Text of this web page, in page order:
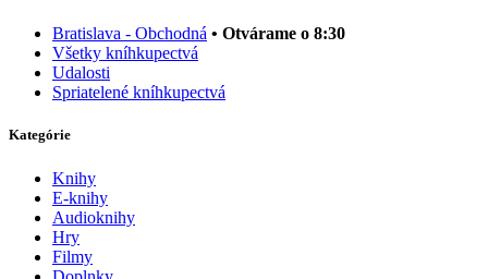
Bratislava - Obchodná • Otvárame o 8:30
Všetky kníhkupectvá
Udalosti
Spriatelené kníhkupectvá
Kategórie
Knihy
E-knihy
Audioknihy
Hry
Filmy